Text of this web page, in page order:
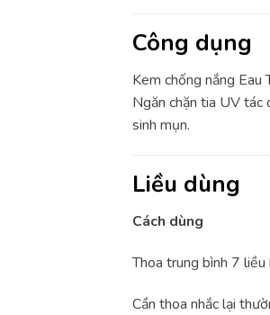
Công dụng
Kem chống nắng
Ngăn chặn tia UV tác
sinh mụn.
Liều dùng
Cách dùng
Thoa trung bình 7
Cần thoa nhắc lại